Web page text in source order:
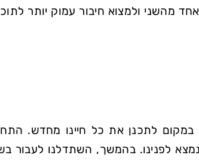
מהשני ולמצוא חיבור עמוק יותר
לתכנן את כל חיינו מחדש.
לפנינו. בהמשך, השתדלנו לעבור